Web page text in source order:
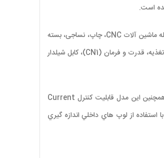
سروو موتور استون Pronet-E مجهز به انکدر پارالل Tamagawa ساخت کشور ژاپن با دقت 2500 پالس بر هر دور است که مناسب ترین گزینه برای کاربردهای بسیار دقیق از جمله ماشین آلات CNC، چاپ، نساجی، بسته
بندی، انواع ربات های صنعتی، تجهیزات پزشکی، شبیه ساز خودرو، سینما 3 بعدی و غیره می باشد. هر پک سروو سري Pronet-E شامل يك درايو سروو، يك موتور سروو،‌ كانكتور تغذیه، قدرت و فرمان (CN1)، كابل شيلدار
این سری از سروو موتور های استون مجهز به PLC داخلی بوده که امکان عملکرد در مد Position Control و Speed, Torque جهت کاربردهای خاص را فراهم می کند. همچنین این مدل قابليت كنترل Current
Feedback-Forward، كنترل Acceleration Forward- Feedback و حلقه كنترلي سرعت و اينرسي بار بطور همزمان مي باشد و علاوه بر آن امكان تنظيم اتوماتيك Gain‌ با استفاده از لوپ هاي داخلي اندازه گيري